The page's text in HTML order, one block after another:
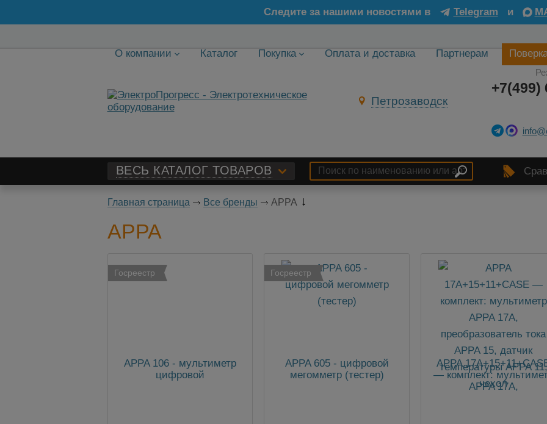
Следите за нашими новостями в Telegram и
О компании Каталог Покупка Оплата и доставка Партнерам
Петрозаводск
+7(499)
ВЕСЬ КАТАЛОГ ТОВАРОВ
Главная страница Все бренды APPA
APPA
Госреестр
APPA 106 - мультиметр
цифровой
Госреестр
APPA 605 - цифровой
мегомметр (тестер)
APPA
— комплект:
APPA 17A,